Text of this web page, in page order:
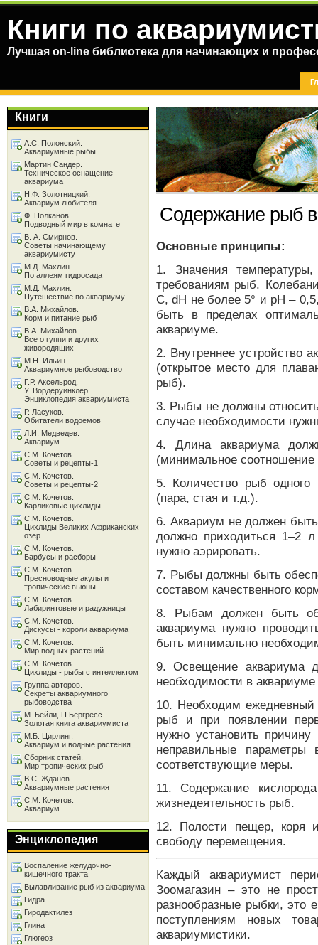
Книги по
Лучшая on-line библиотека для начинающих и
Содержание рыб
Основные принципы:
1. Значения
требованиям рыб.
С, dH не более 5° и рН –
быть в пределах
аквариуме.
2. Внутреннее устройство
(открытое место для
рыб).
3. Рыбы не должны
случае необходимости
4. Длина аквариума
(минимальное
5. Количество рыб одного
(пара, стая и т.д.).
6. Аквариум не должен
должно приходиться 1–2
нужно аэрировать.
7. Рыбы должны быть
составом качественного
8. Рыбам должен быть
аквариума нужно
быть минимально
9. Освещение аквариума
необходимости в
10. Необходим
рыб и при появлении
нужно установить
неправильные
соответствующие меры.
11. Содержание
жизнедеятельность рыб.
12. Полости пещер, коря
свободу перемещения.
Каждый аквариумист
Зоомагазин – это не
разнообразные рыбки, это
поступлениям новых
аквариумистики.
Книги
А.С. Полонский.
Аквариумные рыбы
Мартин Сандер.
Техническое оснащение
аквариума
Н.Ф. Золотницкий.
Аквариум любителя
Ф. Полканов.
Подводный мир в комнате
В. А. Смирнов.
Советы начинающему
аквариумисту
М.Д. Махлин.
По аллеям гидросада
М.Д. Махлин.
Путешествие по аквариуму
В.А. Михайлов.
Корм и питание рыб
В.А. Михайлов.
Все о гуппи и других
живородящих
М.Н. Ильин.
Аквариумное рыбоводство
Г.Р. Аксельрод,
У. Вордеруинклер.
Энциклопедия аквариумиста
Р. Ласуков.
Обитатели водоемов
Л.И. Медведев.
Аквариум
С.М. Кочетов.
Советы и рецепты-1
С.М. Кочетов.
Советы и рецепты-2
С.М. Кочетов.
Карликовые цихлиды
С.М. Кочетов.
Цихлиды Великих Африканских
озер
С.М. Кочетов.
Барбусы и расборы
С.М. Кочетов.
Пресноводные акулы и
тропические вьюны
С.М. Кочетов.
Лабиринтовые и радужницы
С.М. Кочетов.
Дискусы - короли аквариума
С.М. Кочетов.
Мир водных растений
С.М. Кочетов.
Цихлиды - рыбы с интеллектом
Группа авторов.
Секреты аквариумного
рыбоводства
М. Бейли, П.Бергресс.
Золотая книга аквариумиста
М.Б. Цирлинг.
Аквариум и водные растения
Сборник статей.
Мир тропических рыб
В.С. Жданов.
Аквариумные растения
С.М. Кочетов.
Аквариум
Энциклопедия
Воспаление желудочно-
кишечного тракта
Вылавливание рыб из аквариума
Гидра
Гиродактилез
Глина
Глюгеоз